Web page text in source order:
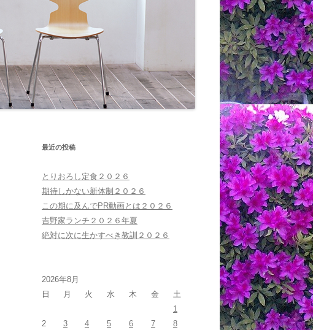
最近の投稿
とりおろし定食２０２６
期待しかない新体制２０２６
この期に及んでPR動画とは２０２６
吉野家ランチ２０２６年夏
絶対に次に生かすべき教訓２０２６
2026年8月
日
月 火 水 木 金
土
1
2
3 4 5 6 7
8